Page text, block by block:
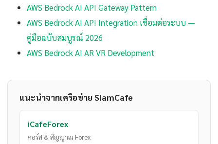
AWS Bedrock AI API Gateway Pattern
AWS Bedrock AI API Integration เชื่อมต่อระบบ —
คู่มือฉบับสมบูรณ์ 2026
AWS Bedrock AI AR VR Development
แนะนำจากเครือข่าย SiamCafe
iCafeForex
คอร์ส & สัญญาณ Forex